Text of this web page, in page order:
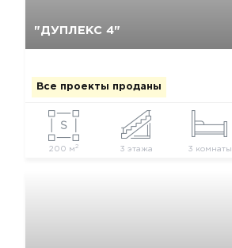
"ДУПЛЕКС 4"
Все проекты проданы
200 м2 3 этажа 3 комнаты